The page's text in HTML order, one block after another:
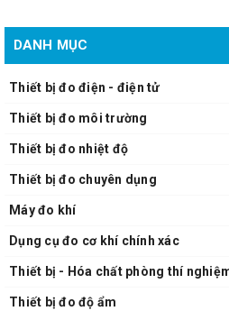
DANH MỤC
Thiết bị đo điện - điện tử
Thiết bị đo môi trường
Thiết bị đo nhiệt độ
Thiết bị đo chuyên dụng
Máy đo khí
Dụng cụ đo cơ khí chính xác
Thiết bị - Hóa chất phòng thí
Thiết bị đo độ ẩm